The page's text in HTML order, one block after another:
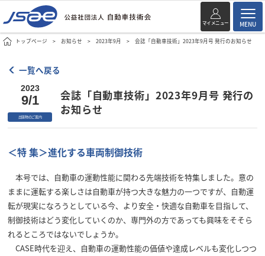
マイメニュー MENU
トップページ お知らせ 2023年9月 会誌「自動車技術」2023年9月号 発行のお知らせ
一覧へ戻る
会誌「自動車技術」2023年9月号 発行の
お知らせ
2023
9/1
出版物のご案内
＜特 集＞進化する車両制御技術
本号では、自動車の運動性能に関わる先端技術を特集しました。意の
ままに運転する楽しさは自動車が持つ大きな魅力の一つですが、自動運
転が現実になろうとしている今、より安全・快適な自動車を目指して、
制御技術はどう変化していくのか、専門外の方であっても興味をそそら
れるところではないでしょうか。
CASE時代を迎え、自動車の運動性能の価値や達成レベルも変化しつつ